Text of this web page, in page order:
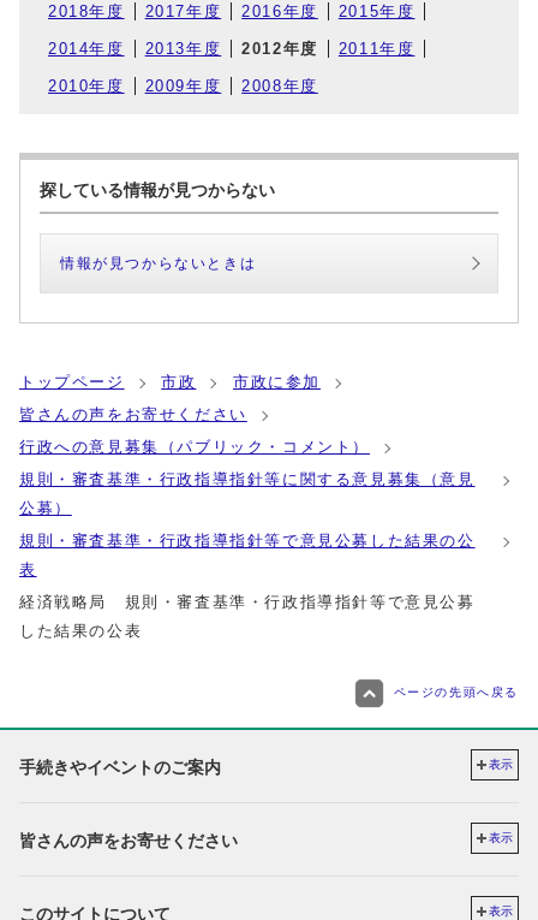
2018年度 2017年度 2016年度 2015年度
2014年度 2013年度 2012年度 2011年度
2010年度 2009年度 2008年度
探している情報が見つからない
情報が見つからないときは
トップページ 市政
市政に参加
皆さんの声をお寄せください
行政への意見募集（パブリック・コメント）
規則・審査基準・行政指導指針等に関する意見募集（意見
公募）
規則・審査基準・行政指導指針等で意見公募した結果の公
表
経済戦略局 規則・審査基準・行政指導指針等で意見公募
した結果の公表
ページの先頭へ戻る
手続きやイベントのご案内 表示
皆さんの声をお寄せください 表示
このサイトについて 表示